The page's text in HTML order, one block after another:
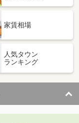
家賃相場
人気タウン
ランキング